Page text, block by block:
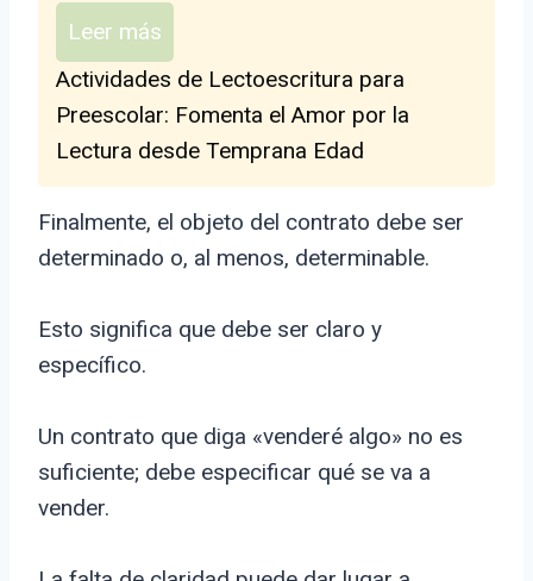
Leer más
Actividades de Lectoescritura para
Preescolar: Fomenta el Amor por la
Lectura desde Temprana Edad
Finalmente, el objeto del contrato debe ser
determinado o, al menos, determinable.
Esto significa que debe ser claro y
específico.
Un contrato que diga «venderé algo» no es
suficiente; debe especificar qué se va a
vender.